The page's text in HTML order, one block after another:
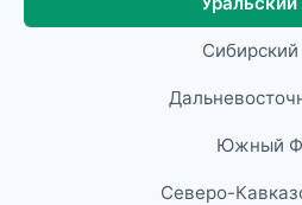
Южный
Северо-